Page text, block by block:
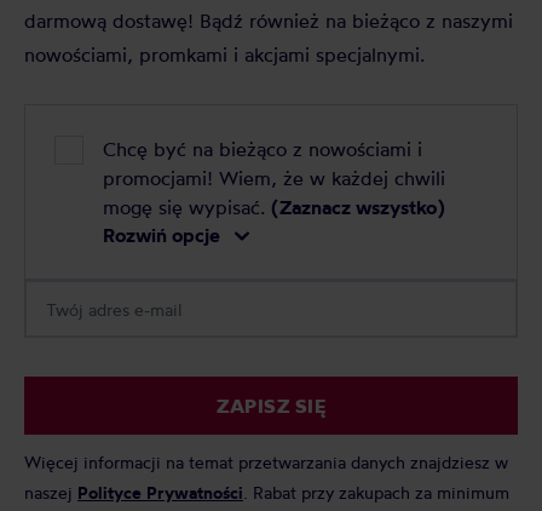
darmową dostawę! Bądź również na bieżąco z naszymi
nowościami, promkami i akcjami specjalnymi.
Chcę być na bieżąco z nowościami i
promocjami! Wiem, że w każdej chwili
mogę się wypisać. (Zaznacz wszystko)
Rozwiń opcje
ZAPISZ SIĘ
Więcej informacji na temat przetwarzania danych znajdziesz w
naszej Polityce Prywatności . Rabat przy zakupach za minimum